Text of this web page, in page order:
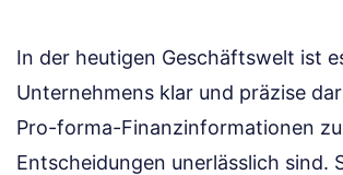
In der heutigen Geschäftswelt ist
Unternehmens klar und präzise
Pro-forma-Finanzinformationen
Entscheidungen unerlässlich sind.